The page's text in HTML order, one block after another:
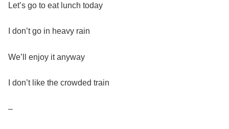
Let’s go to eat lunch today
I don’t go in heavy rain
We’ll enjoy it anyway
I don’t like the crowded train
–